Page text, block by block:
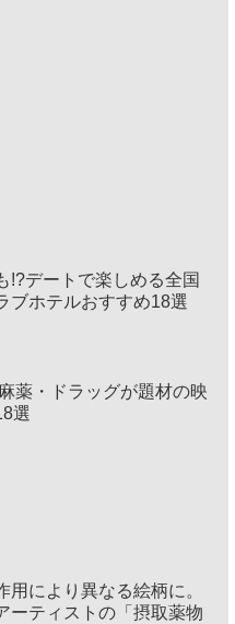
!?デートで楽しめる全国
ブホテルおすすめ18選
薬・ドラッグが題材の映
選
用により異なる絵柄に。
ーティストの「摂取薬物